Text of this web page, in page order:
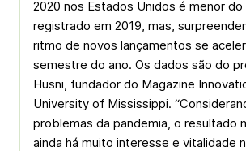
2020 nos Estados Unidos é menor do
registrado em 2019, mas,
ritmo de novos lançamentos se
semestre do ano. Os dados são do
Husni, fundador do Magazine
University of Mississippi.
problemas da pandemia, o resultado
ainda há muito interesse e vitalidade